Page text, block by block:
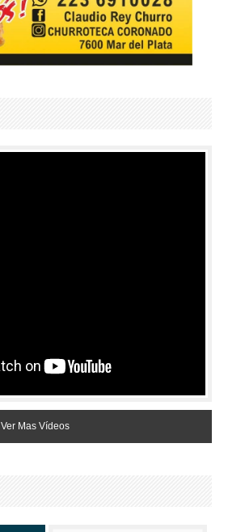
Ver Mas Vídeos